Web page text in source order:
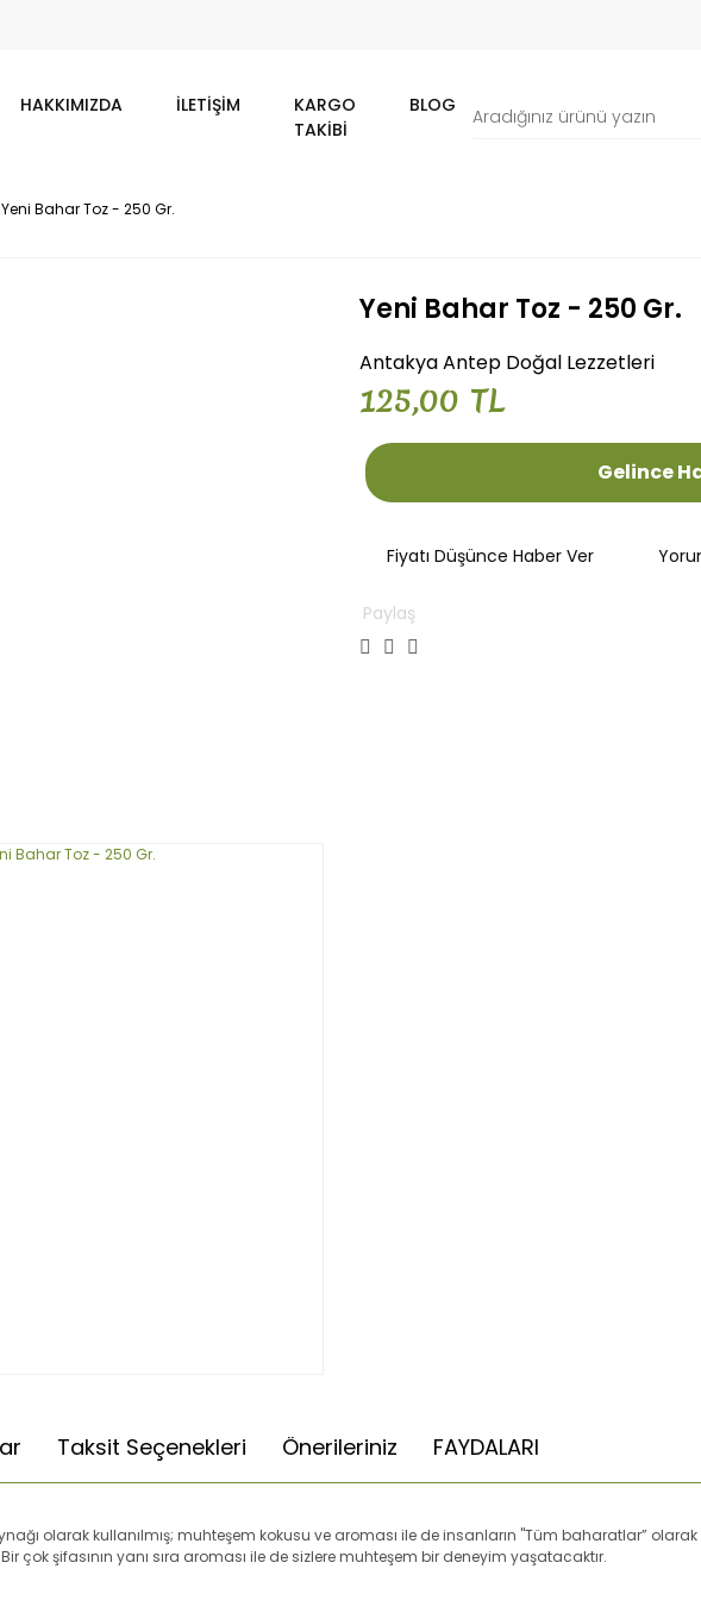
HAKKIMIZDA İLETIŞIM
KARGO
TAKIBI
BLOG
Yeni Bahar Toz - 250 Gr.
Yeni Bahar Toz - 250 Gr.
Antakya Antep Doğal Lezzetleri
125,00 TL
Gelince
Fiyatı Düşünce Haber Ver
Paylaş
Taksit Seçenekleri Önerileriniz FAYDALARI
olarak kullanılmış; muhteşem kokusu ve aroması ile de insanların "Tüm baharatlar”
Bir çok şifasının yanı sıra aroması ile de sizlere muhteşem bir deneyim yaşatacaktır.